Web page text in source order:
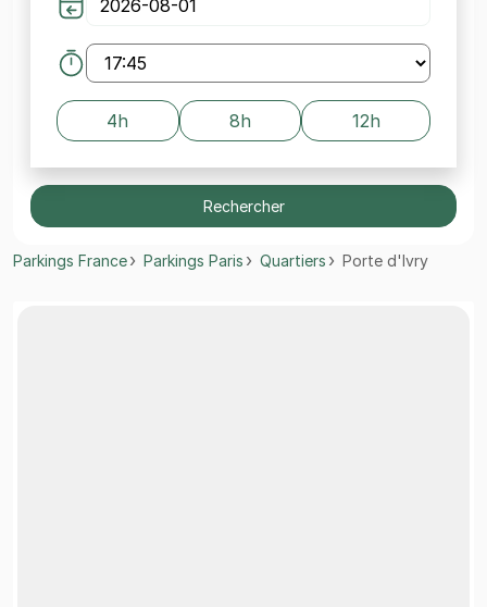
4h 8h 12h
Rechercher
Parkings France Parkings Paris Quartiers Porte d'Ivry